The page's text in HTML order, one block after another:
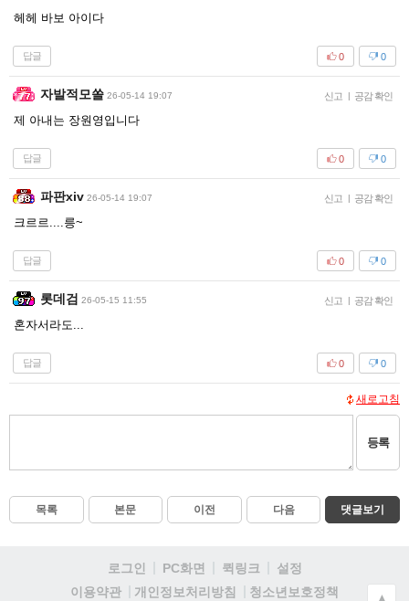
헤헤 바보 아이다
답글 0
0
자발적모쏠 26-05-14 19:07 신고 | 공감 확인
제 아내는 장원영입니다
답글 0
0
파판xiv 26-05-14 19:07 신고 | 공감 확인
크르르....릉~
답글 0
0
롯데검 26-05-15 11:55 신고 | 공감 확인
혼자서라도...
답글 0
0
새로고침
등록
목록 본문 이전 다음 댓글보기
로그인 PC화면 퀵링크
설정
이용약관
개인정보처리방침
청소년보호정책
▲